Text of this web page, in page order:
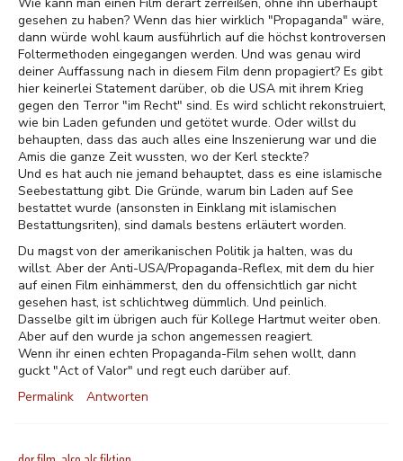
gesehen zu haben? Wenn das hier wirklich "Propaganda" wäre,
dann würde wohl kaum ausführlich auf die höchst kontroversen
Foltermethoden eingegangen werden. Und was genau wird
deiner Auffassung nach in diesem Film denn propagiert? Es gibt
hier keinerlei Statement darüber, ob die USA mit ihrem Krieg
gegen den Terror "im Recht" sind. Es wird schlicht rekonstruiert,
wie bin Laden gefunden und getötet wurde. Oder willst du
behaupten, dass das auch alles eine Inszenierung war und die
Amis die ganze Zeit wussten, wo der Kerl steckte?
Und es hat auch nie jemand behauptet, dass es eine islamische
Seebestattung gibt. Die Gründe, warum bin Laden auf See
bestattet wurde (ansonsten in Einklang mit islamischen
Bestattungsriten), sind damals bestens erläutert worden.
Du magst von der amerikanischen Politik ja halten, was du
willst. Aber der Anti-USA/Propaganda-Reflex, mit dem du hier
auf einen Film einhämmerst, den du offensichtlich gar nicht
gesehen hast, ist schlichtweg dümmlich. Und peinlich.
Dasselbe gilt im übrigen auch für Kollege Hartmut weiter oben.
Aber auf den wurde ja schon angemessen reagiert.
Wenn ihr einen echten Propaganda-Film sehen wollt, dann
guckt "Act of Valor" und regt euch darüber auf.
Permalink
Antworten